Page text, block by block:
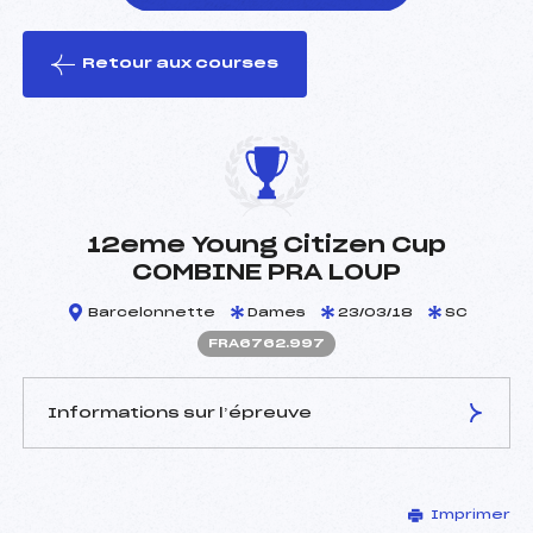
le ski
Retour aux courses
12eme Young Citizen Cup
COMBINE PRA LOUP
Barcelonnette Dames 23/03/18 SC
FRA6762.997
Informations sur l’épreuve
CUCHE DIDIER (FRA)
Imprimer